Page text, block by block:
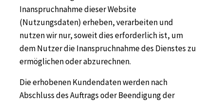
Inanspruchnahme dieser Website
(Nutzungsdaten) erheben, verarbeiten und
nutzen wir nur, soweit dies erforderlich ist, um
dem Nutzer die Inanspruchnahme des Dienstes zu
ermöglichen oder abzurechnen.
Die erhobenen Kundendaten werden nach
Abschluss des Auftrags oder Beendigung der